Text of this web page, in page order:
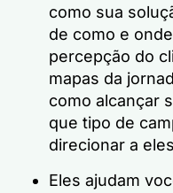
como sua
de como e
percepção do
mapas da
como alcançar
que tipo de
direcionar a
Eles ajudam